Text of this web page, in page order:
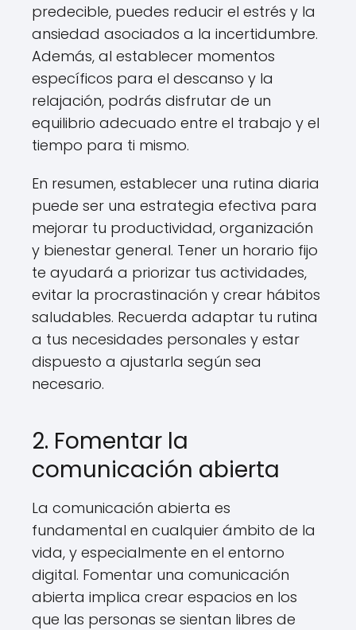
predecible, puedes reducir el estrés y la
ansiedad asociados a la incertidumbre.
Además, al establecer momentos
específicos para el descanso y la
relajación, podrás disfrutar de un
equilibrio adecuado entre el trabajo y el
tiempo para ti mismo.
En resumen, establecer una rutina diaria
puede ser una estrategia efectiva para
mejorar tu productividad, organización
y bienestar general. Tener un horario fijo
te ayudará a priorizar tus actividades,
evitar la procrastinación y crear hábitos
saludables. Recuerda adaptar tu rutina
a tus necesidades personales y estar
dispuesto a ajustarla según sea
necesario.
2. Fomentar la
comunicación abierta
La comunicación abierta es
fundamental en cualquier ámbito de la
vida, y especialmente en el entorno
digital. Fomentar una comunicación
abierta implica crear espacios en los
que las personas se sientan libres de